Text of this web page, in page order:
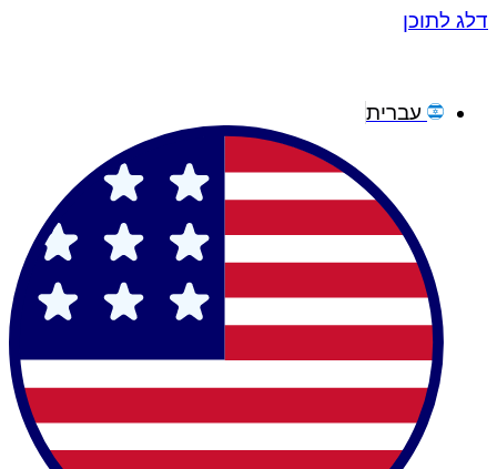
דלג לתוכן
עברית